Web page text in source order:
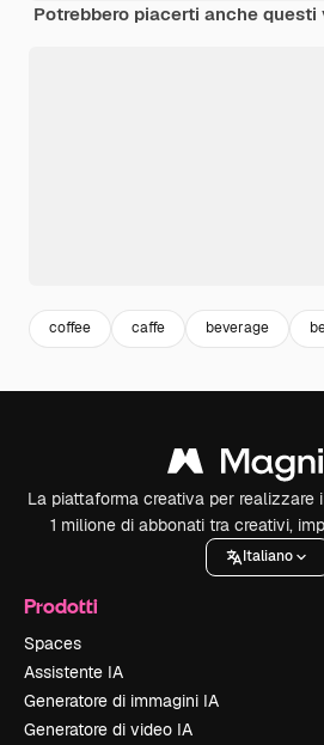
Potrebbero piacerti anche questi
coffee caffe beverage
La piattaforma creativa per realizzare
1 milione di abbonati tra creativi,
Italiano
Prodotti
Spaces
Assistente IA
Generatore di immagini IA
Generatore di video IA